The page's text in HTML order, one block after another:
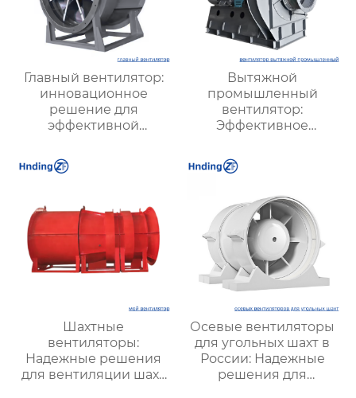
Главный вентилятор:
инновационное
решение для
эффективной
оптимизации работы
Вытяжной
промышленный
вентилятор:
Эффективное
надежной вентиляции
Шахтные
вентиляторы:
Надежные решения
для вентиляции шахт
Осевые вентиляторы
для угольных шахт в
России: Надежные
решения для